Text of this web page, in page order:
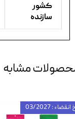
کشور
سازنده
مشابه
: 03/2027